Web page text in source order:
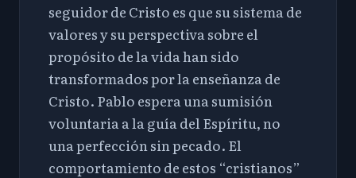
seguidor de Cristo es que su sistema de
valores y su perspectiva sobre el
propósito de la vida han sido
transformados por la enseñanza de
Cristo. Pablo espera una sumisión
voluntaria a la guía del Espíritu, no
una perfección sin pecado. El
comportamiento de estos “cristianos”